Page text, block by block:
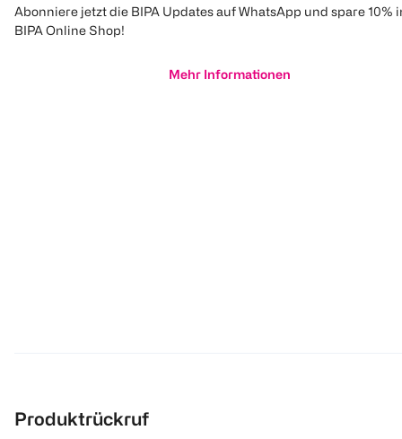
Abonniere jetzt die BIPA Updates auf WhatsApp und spare 10%
BIPA Online Shop!
Mehr Informationen
Produktrückruf